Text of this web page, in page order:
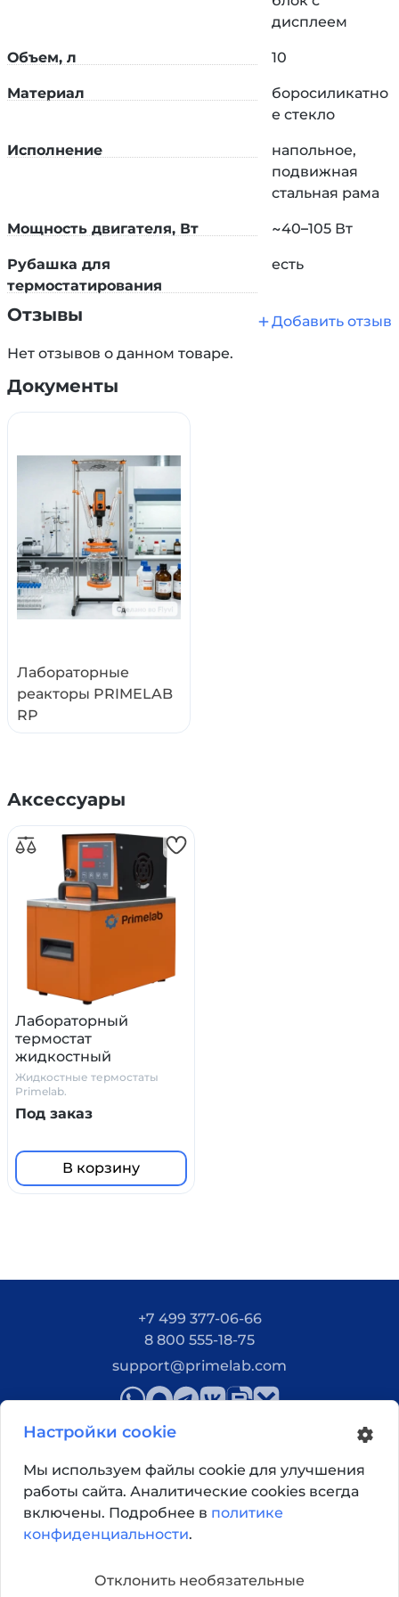
Донный сливной клапан из PTFE (тефлон).
Доступна опция обучения персонала для
По запросу реактор может быть дооснащён.
https://primelab.com/blog/praymlab-
reaktorov.html.
Точные характеристики, стоимость и возможность
изготовления оборудования под конкретные
задачи необходимо уточнить у компании-
support@primelab.com).
дисплеем
Объем, л 10
Материал
боросиликатно
е стекло
Исполнение
напольное,
подвижная
стальная рама
Мощность двигателя, Вт ~40–105 Вт
Рубашка для
термостатирования
есть
Отзывы
Добавить отзыв
Нет отзывов о данном товаре.
Документы
Лабораторные
реакторы PRIMELAB
RP
Аксессуары
Лабораторный
термостат
жидкостный
циркуляционный
Primelab
Жидкостные термостаты
Primelab.
Под заказ
В корзину
+7 499 377-06-66
8 800 555-18-75
support@primelab.com
Как добраться?
Настройки cookie
Мы используем файлы cookie для улучшения
работы сайта. Аналитические cookies всегда
включены. Подробнее в политике
конфиденциальности.
Отклонить необязательные